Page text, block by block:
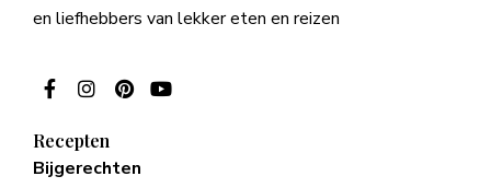
en liefhebbers van lekker eten en reizen
Recepten
Bijgerechten